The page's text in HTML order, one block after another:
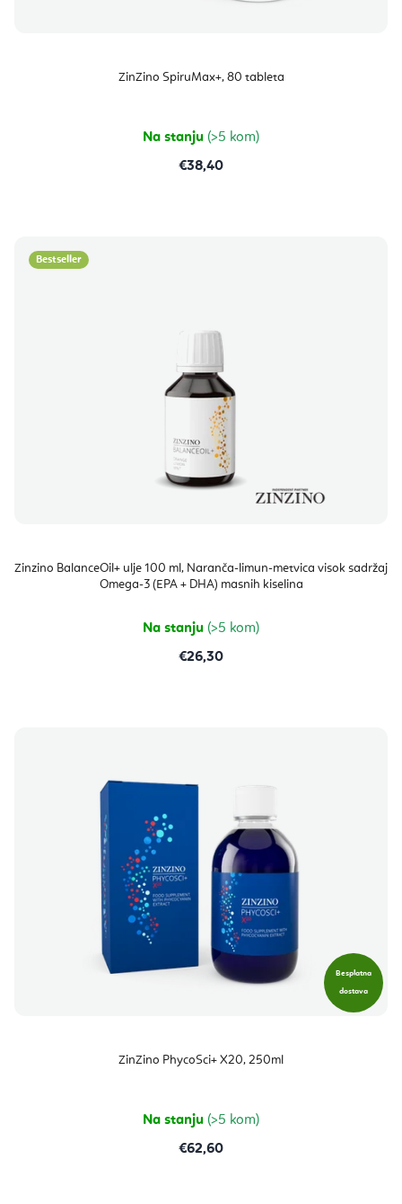
ZinZino SpiruMax+, 80 tableta
Na stanju (>5 kom)
€38,40
Bestseller
Zinzino BalanceOil+ ulje 100 ml, Naranča-limun-metvica visok sadržaj
Omega-3 (EPA + DHA) masnih kiselina
Na stanju (>5 kom)
€26,30
Besplatna
dostava
ZinZino PhycoSci+ X20, 250ml
Na stanju (>5 kom)
€62,60